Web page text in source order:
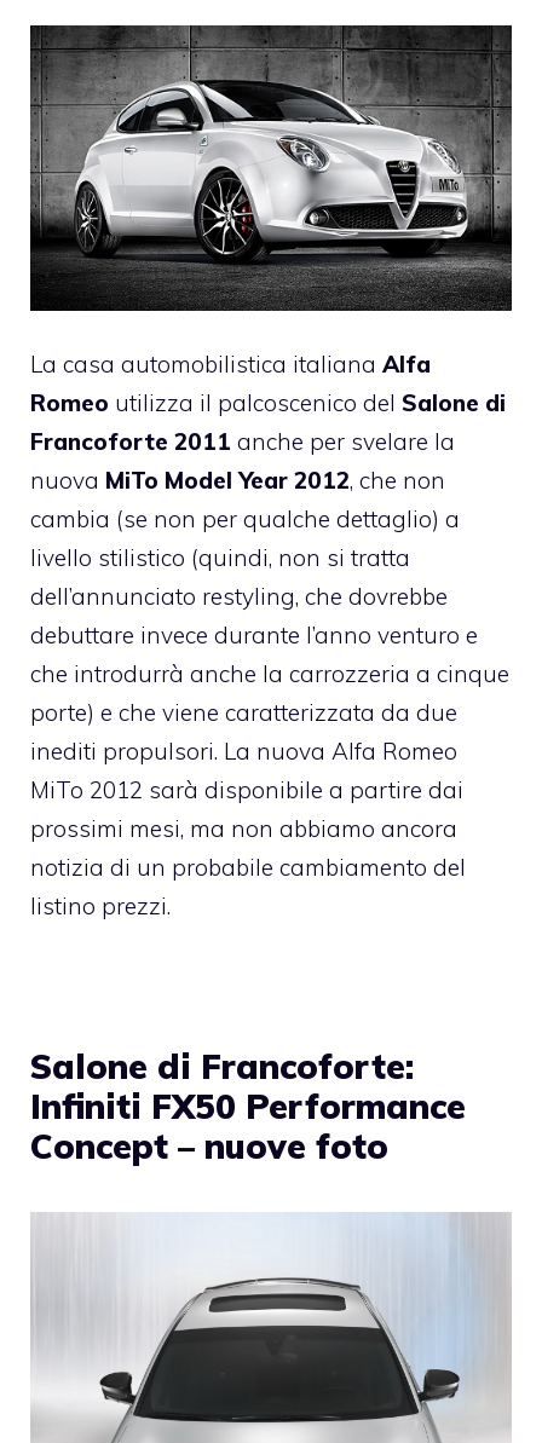
La casa automobilistica italiana Alfa
Romeo utilizza il palcoscenico del Salone di
Francoforte 2011 anche per svelare la
nuova MiTo Model Year 2012, che non
cambia (se non per qualche dettaglio) a
livello stilistico (quindi, non si tratta
dell’annunciato restyling, che dovrebbe
debuttare invece durante l’anno venturo e
che introdurrà anche la carrozzeria a cinque
porte) e che viene caratterizzata da due
inediti propulsori. La nuova Alfa Romeo
MiTo 2012 sarà disponibile a partire dai
prossimi mesi, ma non abbiamo ancora
notizia di un probabile cambiamento del
listino prezzi.
Salone di Francoforte:
Infiniti FX50 Performance
Concept – nuove foto